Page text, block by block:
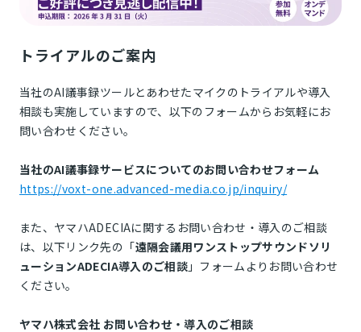
トライアルのご案内
当社のAI議事録ツールとあわせたマイクのトライアルや導入
相談も実施していますので、以下のフォームからお気軽にお
問い合わせください。
当社のAI議事録サービスについてのお問い合わせフォーム
https://voxt-one.advanced-media.co.jp/inquiry/
また、ヤマハADECIAに関するお問い合わせ・導入のご相談
は、以下リンク先の「遠隔会議用ワンストップサウンドソリ
ューションADECIA導入のご相談」フォームよりお問い合わせ
ください。
ヤマハ株式会社 お問い合わせ・導入のご相談